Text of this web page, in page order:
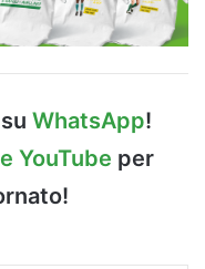
WhatsApp!
YouTube per